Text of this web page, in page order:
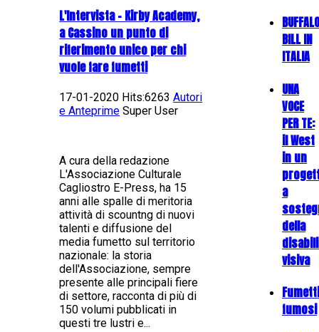
L'Intervista - Kirby Academy,
a Cassino un punto di
riferimento unico per chi
vuole fare fumetti
17-01-2020 Hits:6263Autori
e Anteprime Super User
A cura della redazione
L'Associazione Culturale
Cagliostro E-Press, ha 15
anni alle spalle di meritoria
attività di scountng di nuovi
talenti e diffusione del
media fumetto sul territorio
nazionale: la storia
dell'Associazione, sempre
presente alle principali fiere
di settore, racconta di più di
150 volumi pubblicati in
questi tre lustri e...
BILL IN
ITALIA
UNA
VOCE
PER TE:
il West
in un
a
della
visiva
fumosi